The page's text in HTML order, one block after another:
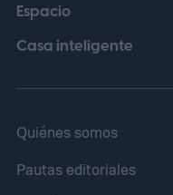
Espacio
Casa inteligente
Quiénes somos
Pautas editoriales